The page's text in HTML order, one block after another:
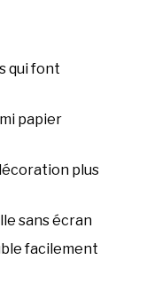
qui font
papier
plus
sans écran
facilement